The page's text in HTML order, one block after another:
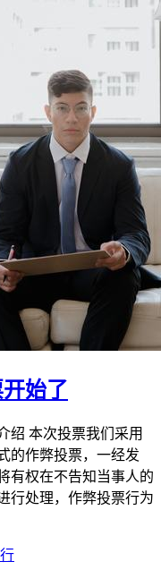
始了
绍 本次投票我们采用
的作弊投票，一经发
有权在不告知当事人的
行处理，作弊投票行为